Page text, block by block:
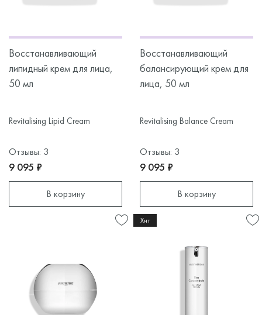
Восстанавливающий
липидный крем для лица,
50 мл
Revitalising Lipid Cream
Отзывы: 3
9 095 ₽
В корзину
Восстанавливающий
балансирующий крем для
лица, 50 мл
Revitalising Balance Cream
Отзывы: 3
9 095 ₽
В корзину
Хит